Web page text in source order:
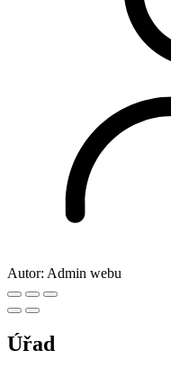
Autor: Admin webu
Úřad